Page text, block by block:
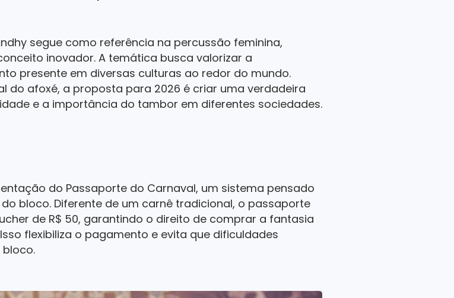
segue como referência na percussão feminina,
inovador. A temática busca valorizar a
presente em diversas culturas ao redor do mundo.
do afoxé, a proposta para 2026 é criar uma verdadeira
e a importância do tambor em diferentes sociedades.
do Passaporte do Carnaval, um sistema pensado
bloco. Diferente de um carnê tradicional, o passaporte
de R$ 50, garantindo o direito de comprar a fantasia
flexibiliza o pagamento e evita que dificuldades